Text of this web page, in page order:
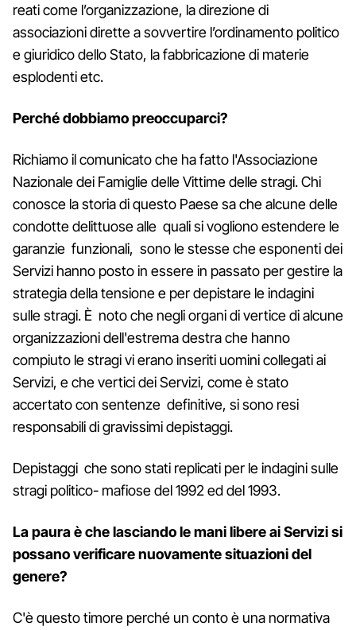
reati come l’organizzazione, la direzione di
associazioni dirette a sovvertire l’ordinamento politico
e giuridico dello Stato, la fabbricazione di materie
esplodenti etc.
Perché dobbiamo preoccuparci?
Richiamo il comunicato che ha fatto l'Associazione
Nazionale dei Famiglie delle Vittime delle stragi. Chi
conosce la storia di questo Paese sa che alcune delle
condotte delittuose alle quali si vogliono estendere le
garanzie funzionali, sono le stesse che esponenti dei
Servizi hanno posto in essere in passato per gestire la
strategia della tensione e per depistare le indagini
sulle stragi. È noto che negli organi di vertice di alcune
organizzazioni dell'estrema destra che hanno
compiuto le stragi vi erano inseriti uomini collegati ai
Servizi, e che vertici dei Servizi, come è stato
accertato con sentenze definitive, si sono resi
responsabili di gravissimi depistaggi.
Depistaggi che sono stati replicati per le indagini sulle
stragi politico- mafiose del 1992 ed del 1993.
La paura è che lasciando le mani libere ai Servizi si
possano verificare nuovamente situazioni del
genere?
C'è questo timore perché un conto è una normativa